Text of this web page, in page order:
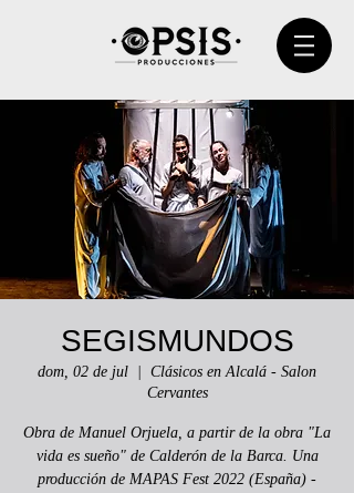
SEGISMUNDOS
dom, 02 de jul
Clásicos en Alcalá - Salon
Cervantes
Obra de Manuel Orjuela, a partir de la obra "La
vida es sueño" de Calderón de la Barca. Una
producción de MAPAS Fest 2022 (España) -